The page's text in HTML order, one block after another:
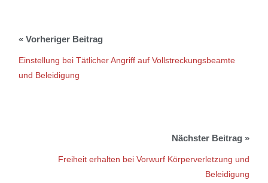
Einstellung bei Tätlicher Angriff auf Vollstreckungsbeamte
und Beleidigung
Freiheit erhalten bei Vorwurf Körperverletzung und
Beleidigung